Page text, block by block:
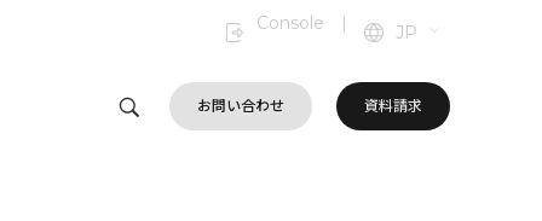
Console | JP
お問い合わせ 資料請求